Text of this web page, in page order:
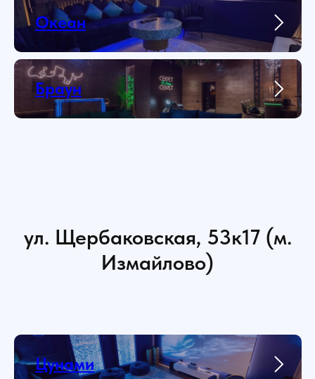
Океан
Браун
ул. Щербаковская, 53к17 (м.
Измайлово)
Цунами